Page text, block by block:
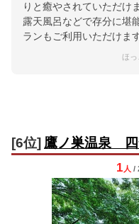
りと癒やされていただけ
露天風呂などで存分に堪
ランもご利用いただけます
ほっ
[6位] 鷹ノ巣温泉
1 人 /